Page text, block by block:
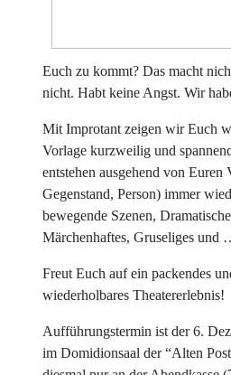
Euch zu kommt? Das macht
nicht. Habt keine Angst. Wir
Mit Improtant zeigen wir Euch
Vorlage kurzweilig und
entstehen ausgehend von Euren
Gegenstand, Person) immer
bewegende Szenen,
Märchenhaftes, Gruseliges und
Freut Euch auf ein packendes
wiederholbares Theatererlebnis!
Aufführungstermin ist der 6.
im Domidionsaal der “Alten